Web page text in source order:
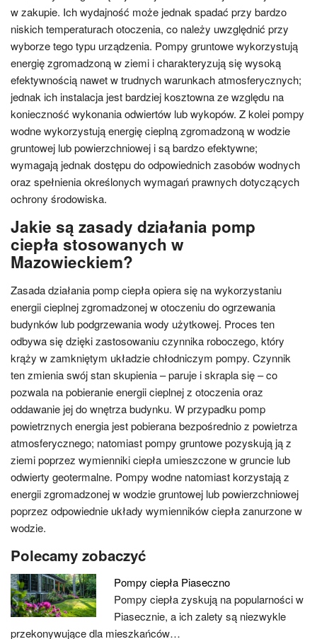
w zakupie. Ich wydajność może jednak spadać przy bardzo
niskich temperaturach otoczenia, co należy uwzględnić przy
wyborze tego typu urządzenia. Pompy gruntowe wykorzystują
energię zgromadzoną w ziemi i charakteryzują się wysoką
efektywnością nawet w trudnych warunkach atmosferycznych;
jednak ich instalacja jest bardziej kosztowna ze względu na
konieczność wykonania odwiertów lub wykopów. Z kolei pompy
wodne wykorzystują energię cieplną zgromadzoną w wodzie
gruntowej lub powierzchniowej i są bardzo efektywne;
wymagają jednak dostępu do odpowiednich zasobów wodnych
oraz spełnienia określonych wymagań prawnych dotyczących
ochrony środowiska.
Jakie są zasady działania pomp
ciepła stosowanych w
Mazowieckiem?
Zasada działania pomp ciepła opiera się na wykorzystaniu
energii cieplnej zgromadzonej w otoczeniu do ogrzewania
budynków lub podgrzewania wody użytkowej. Proces ten
odbywa się dzięki zastosowaniu czynnika roboczego, który
krąży w zamkniętym układzie chłodniczym pompy. Czynnik
ten zmienia swój stan skupienia – paruje i skrapla się – co
pozwala na pobieranie energii cieplnej z otoczenia oraz
oddawanie jej do wnętrza budynku. W przypadku pomp
powietrznych energia jest pobierana bezpośrednio z powietrza
atmosferycznego; natomiast pompy gruntowe pozyskują ją z
ziemi poprzez wymienniki ciepła umieszczone w gruncie lub
odwierty geotermalne. Pompy wodne natomiast korzystają z
energii zgromadzonej w wodzie gruntowej lub powierzchniowej
poprzez odpowiednie układy wymienników ciepła zanurzone w
wodzie.
Polecamy zobaczyć
Pompy ciepła Piaseczno
Pompy ciepła zyskują na popularności w
Piasecznie, a ich zalety są niezwykle
przekonywujące dla mieszkańców…